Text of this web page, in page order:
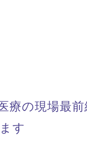
療の現場最
す